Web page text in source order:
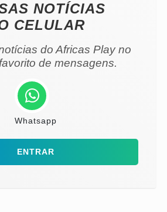
NOTÍCIAS
CELULAR
do Africas Play no
de mensagens.
Whatsapp
ENTRAR